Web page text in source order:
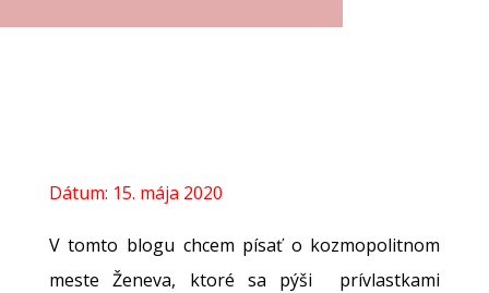
Dátum: 15. mája 2020
V tomto blogu chcem písať o kozmopolitnom
meste Ženeva, ktoré sa pýši prívlastkami